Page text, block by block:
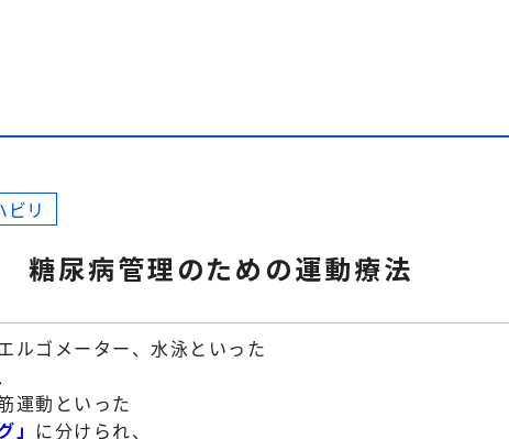
ビリ
糖尿病管理のための運動療法
ルゴメーター、水泳といった
運動といった
」 に分けられ、